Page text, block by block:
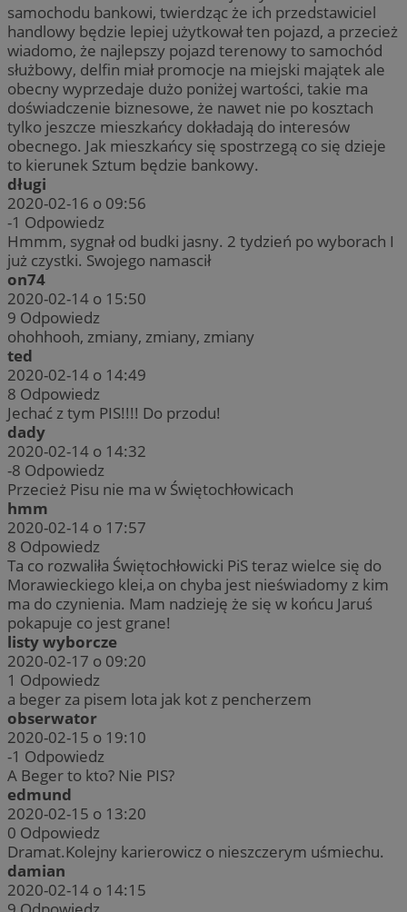
samochodu bankowi, twierdząc że ich przedstawiciel
handlowy będzie lepiej użytkował ten pojazd, a przecież
wiadomo, że najlepszy pojazd terenowy to samochód
służbowy, delfin miał promocje na miejski majątek ale
obecny wyprzedaje dużo poniżej wartości, takie ma
doświadczenie biznesowe, że nawet nie po kosztach
tylko jeszcze mieszkańcy dokładają do interesów
obecnego. Jak mieszkańcy się spostrzegą co się dzieje
to kierunek Sztum będzie bankowy.
długi
2020-02-16 o 09:56
-1 Odpowiedz
Hmmm, sygnał od budki jasny. 2 tydzień po wyborach I
już czystki. Swojego namascił
on74
2020-02-14 o 15:50
9 Odpowiedz
ohohhooh, zmiany, zmiany, zmiany
ted
2020-02-14 o 14:49
8 Odpowiedz
Jechać z tym PIS!!!! Do przodu!
dady
2020-02-14 o 14:32
-8 Odpowiedz
Przecież Pisu nie ma w Świętochłowicach
hmm
2020-02-14 o 17:57
8 Odpowiedz
Ta co rozwaliła Świętochłowicki PiS teraz wielce się do
Morawieckiego klei,a on chyba jest nieświadomy z kim
ma do czynienia. Mam nadzieję że się w końcu Jaruś
pokapuje co jest grane!
listy wyborcze
2020-02-17 o 09:20
1 Odpowiedz
a beger za pisem lota jak kot z pencherzem
obserwator
2020-02-15 o 19:10
-1 Odpowiedz
A Beger to kto? Nie PIS?
edmund
2020-02-15 o 13:20
0 Odpowiedz
Dramat.Kolejny karierowicz o nieszczerym uśmiechu.
damian
2020-02-14 o 14:15